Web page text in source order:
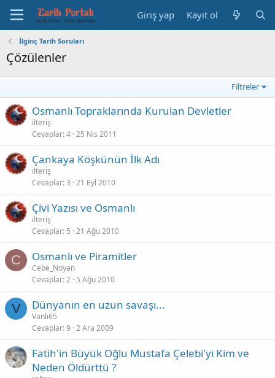
Giriş yap Kayıt ol
İlginç Tarih Soruları
Çözülenler
Filtreler
Osmanlı Topraklarında Kurulan Devletler
ilteriş
Cevaplar 4 25 Nis 2011
Çankaya Köşkünün İlk Adı
ilteriş
Cevaplar 3 21 Eyl 2010
Çivi Yazısı ve Osmanlı
ilteriş
Cevaplar 5 21 Ağu 2010
C Osmanlı ve Piramitler
Cebe_Noyan
Cevaplar 2 5 Ağu 2010
V Dünyanın en uzun savaşı...
Vanlı65
Cevaplar 9 2 Ara 2009
Fatih'in Büyük Oğlu Mustafa Çelebi'yi Kim ve
Neden Öldürttü ?